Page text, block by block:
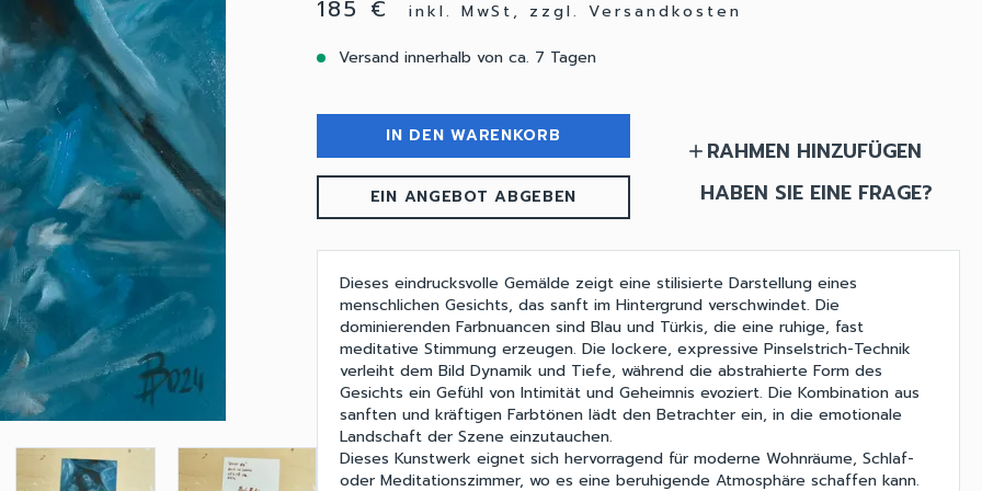
185 €
inkl. MwSt, zzgl. Versandkosten
Versand innerhalb von ca. 7 Tagen
IN DEN WARENKORB
EIN ANGEBOT ABGEBEN
add RAHMEN HINZUFÜGEN
HABEN SIE EINE FRAGE?
Dieses eindrucksvolle Gemälde zeigt eine stilisierte Darstellung eines
menschlichen Gesichts, das sanft im Hintergrund verschwindet. Die
dominierenden Farbnuancen sind Blau und Türkis, die eine ruhige, fast
meditative Stimmung erzeugen. Die lockere, expressive Pinselstrich-Technik
verleiht dem Bild Dynamik und Tiefe, während die abstrahierte Form des
Gesichts ein Gefühl von Intimität und Geheimnis evoziert. Die Kombination aus
sanften und kräftigen Farbtönen lädt den Betrachter ein, in die emotionale
Landschaft der Szene einzutauchen.
Dieses Kunstwerk eignet sich hervorragend für moderne Wohnräume, Schlaf-
oder Meditationszimmer, wo es eine beruhigende Atmosphäre schaffen kann.